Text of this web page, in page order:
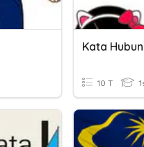
Kata
10 T